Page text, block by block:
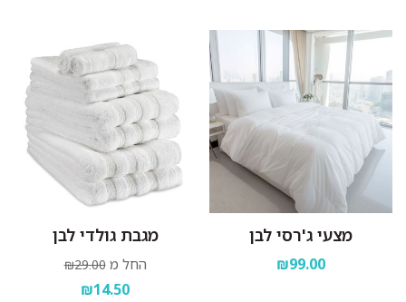
מצעי ג'רסי לבן
₪99.00
מגבת גולדי לבן
החל מ ₪29.00
₪14.50